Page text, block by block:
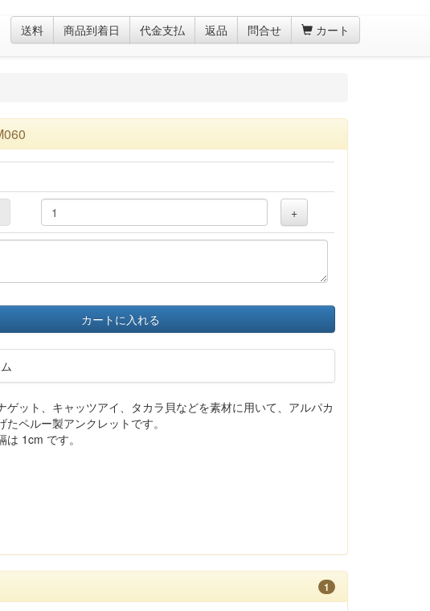
送料 商品到着日 代金支払 返品 問合せ カート
+
カートに入れる
ゲット、キャッツアイ、タカラ貝などを素材に用いて、アルパカ
たペルー製アンクレットです。
1cm です。
1